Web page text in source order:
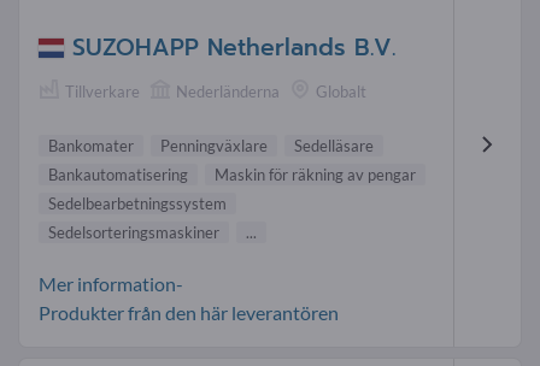
SUZOHAPP Netherlands B.V.
Tillverkare Nederländerna Globalt
Bankomater Penningväxlare
Sedelläsare
Bankautomatisering
Maskin för räkning av pengar
Sedelbearbetningssystem
Sedelsorteringsmaskiner
...
Mer information-
Produkter från den här leverantören